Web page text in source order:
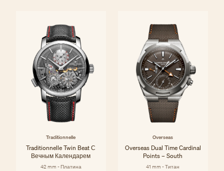
Traditionnelle
Traditionnelle Twin Beat С
Вечным Календарем
42 mm - Платина
Overseas
Overseas Dual Time Cardinal
Points – South
41 mm - Титан